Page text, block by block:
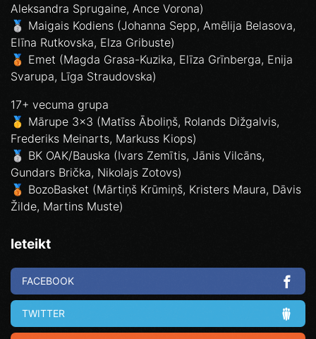
Aleksandra Sprugaine, Ance Vorona)
🥈 Maigais Kodiens (Johanna Sepp, Amēlija Belasova,
Elīna Rutkovska, Elza Gribuste)
🥉 Emet (Magda Grasa-Kuzika, Elīza Grīnberga, Enija
Svarupa, Līga Straudovska)
17+ vecuma grupa
🥇 Mārupe 3x3 (Matīss Āboliņš, Rolands Dižgalvis,
Frederiks Meinarts, Markuss Kiops)
🥈 BK OAK/Bauska (Ivars Zemītis, Jānis Vilcāns,
Gundars Brička, Nikolajs Zotovs)
🥉 BozoBasket (Mārtiņš Krūmiņš, Kristers Maura, Dāvis
Žilde, Martins Muste)
Ieteikt
FACEBOOK
TWITTER